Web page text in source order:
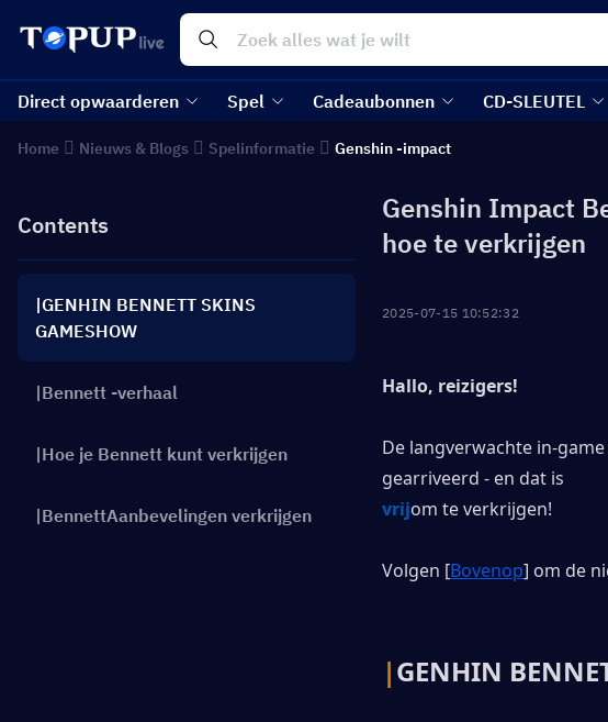
Direct opwaarderen Spel Cadeaubonnen CD-SLEUTEL
Home Nieuws & Blogs Spelinformatie Genshin -impact
Contents
|GENHIN BENNETT SKINS
GAMESHOW
|Bennett -verhaal
|Hoe je Bennett kunt verkrijgen
|BennettAanbevelingen verkrijgen
Genshin Impact
hoe te verkrijgen
2025-07-15 10:52:32
Hallo, reizigers!
De langverwachte in-
gearriveerd - en dat is
vrijom te verkrijgen!
Volgen [Bovenop] om de
|GENHIN